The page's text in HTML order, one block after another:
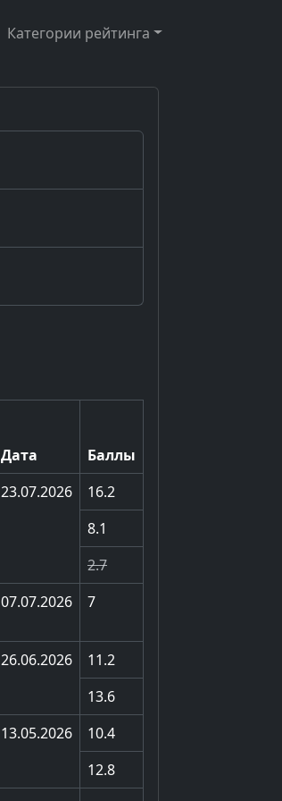
Категории рейтинга
Дата
Баллы
23.07.2026
16.2
8.1
2.7
07.07.2026 7
26.06.2026
11.2
13.6
13.05.2026
10.4
12.8